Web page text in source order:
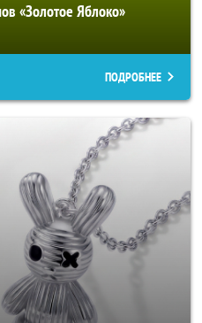
«Золотое Яблоко»
ПОДРОБНЕЕ